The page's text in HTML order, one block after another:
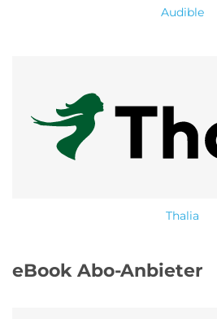
Süßigkeiten Abo
News
Audible
Thalia
eBook Abo-Anbieter